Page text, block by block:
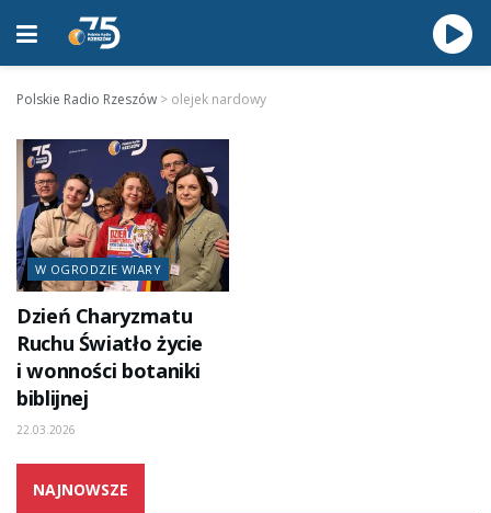
Polskie Radio Rzeszów > olejek nardowy
W OGRODZIE WIARY
Dzień Charyzmatu
Ruchu Światło życie
i wonności botaniki
biblijnej
22.03.2026
NAJNOWSZE